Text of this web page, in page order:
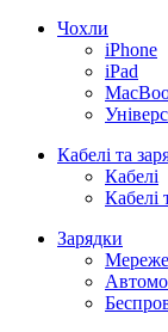
Чохли
iPhone
iPad
Кабелі та
Кабелі
Кабелі
Зарядки